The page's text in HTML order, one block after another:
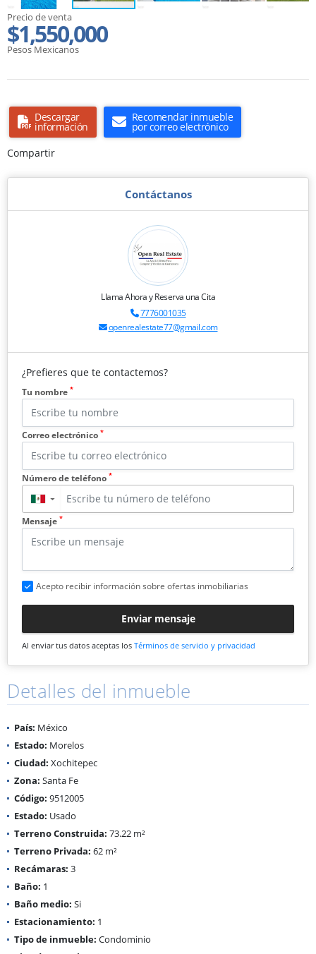
Precio de venta
$1,550,000
Pesos Mexicanos
Descargar
información
Recomendar inmueble
por correo electrónico
Compartir
Contáctanos
Llama Ahora y Reserva una Cita
7776001035
openrealestate77@gmail.com
¿Prefieres que te contactemos?
Tu nombre *
Correo electrónico *
Número de teléfono *
▼
Mensaje *
Acepto recibir información sobre ofertas inmobiliarias
Enviar mensaje
Al enviar tus datos aceptas los Términos de servicio y privacidad
Detalles del inmueble
País: México
Estado: Morelos
Ciudad: Xochitepec
Zona: Santa Fe
Código: 9512005
Estado: Usado
Terreno Construida: 73.22 m²
Terreno Privada: 62 m²
Recámaras: 3
Baño: 1
Baño medio: Si
Estacionamiento: 1
Tipo de inmueble: Condominio